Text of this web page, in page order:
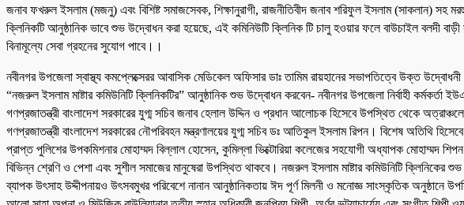
জনাব ফখরুল ইসলাম (মজনু) এবং বিশিষ্ট সমাজসেবক, শিক্ষানুরাগী, রাজনীতিবীদ জনাব শরিফুল ইসলাম (সাকলান) সহ
ক্লিনিকটি আনুষ্ঠানিক ভাবে শুভ উদ্বোধন করা হয়েছে, এই কমিনিউটি ক্লিনিক টি চালু হওয়ার ফলে বাউচাইল বলদী
বিনামূল্যে সেবা গ্রহনের সুযোগ পাবে।।
নবীনগর উপজেলা স্বাস্থ্য কমপ্লেক্সেরর আবাসিক মেডিকেল অফিসার ডাঃ তামিম রায়হানের সভাপতিত্বে উক্ত
“নজরুল ইসলাম মাষ্টার কমিউনিটি ক্লিনিকটির” আনুষ্ঠানিক শুভ উদ্বোধন করবেন- নবীনগর উপজেলা নির্বাহী
গণপ্রজাতন্ত্রী বাংলাদেশ সরকারের যুগ্ম সচিব জনাব হেলাল উদ্দিন ও প্রধান আলোচক হিসেবে উপস্থিত থেকে
গণপ্রজাতন্ত্রী বাংলাদেশ সরকারের নৌপরিবহন মন্ত্রণালয়ের যুগ্ম সচিব ডঃ আতিকুল ইসলাম রিপন। বিশেষ অতিথি
প্রাপ্ত পুলিশের উপকমিশনার মোহাম্মদ বিল্লাল হোসেন, কুমিল্লা ভিক্টোরিয়া কলেজের সহযোগী অধ্যাপক মোহাম্মদ
বিভিন্ন শ্রেণি ও পেশা এবং সুশীল সমাজের মানুষেরা উপস্থিত থাকবে। নজরুল ইসলাম মাষ্টার কমিউনিটি
ব্যাপক উৎসাহ উদ্দীপনায়ও উৎসবমুখর পরিবেশে নানান আনুষ্ঠানিকতায় ঈদ পূর্ণ মিলনী ও মনোজ্ঞ সাংস্কৃতিক অনুষ্ঠানে